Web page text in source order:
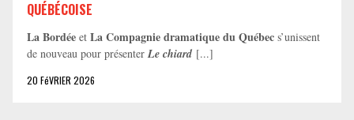
QUÉBÉCOISE
La Bordée et La Compagnie dramatique du Québec s’unissent
de nouveau pour présenter Le chiard [...]
20 FéVRIER 2026